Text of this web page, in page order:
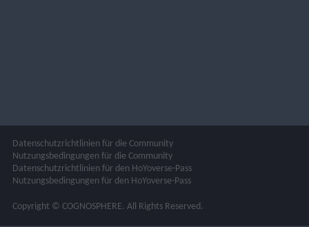
Datenschutzrichtlinien für die Community
Nutzungsbedingungen für die Community
Datenschutzrichtlinien für den HoYoverse-Pass
Nutzungsbedingungen für den HoYoverse-Pass
Copyright © COGNOSPHERE. All Rights Reserved.